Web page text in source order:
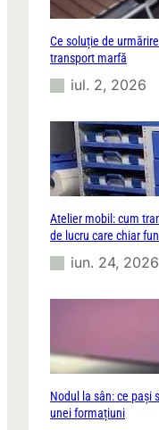
Ce soluție de
transport marfă
iul. 2, 2026
Atelier mobil: cum
de lucru care chiar
iun. 24, 2026
Nodul la sân: ce pași
unei formațiuni